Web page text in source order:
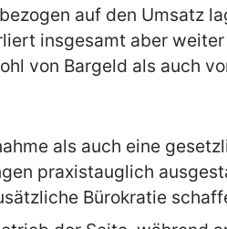
auf den Umsatz
insgesamt aber
von Bargeld als auch
als auch eine
praxistauglich
Bürokratie